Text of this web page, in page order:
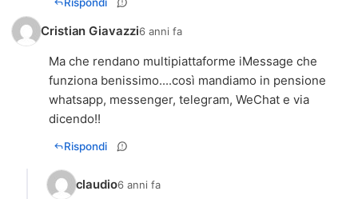
Cristian Giavazzi6 anni fa
Ma che rendano multipiattaforme iMessage che
funziona benissimo....così mandiamo in pensione
whatsapp, messenger, telegram, WeChat e via
dicendo!!
Rispondi
claudio6 anni fa